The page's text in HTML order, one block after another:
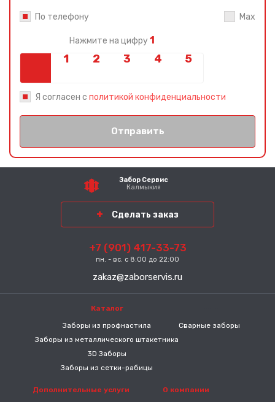
По телефону Max
Нажмите на цифру 1
Я согласен с политикой конфиденциальности
Отправить
Забор Сервис
Калмыкия
Сделать заказ
+7 (901) 417-33-73
пн. - вс. с 8:00 до 22:00
zakaz@zaborservis.ru
Каталог
Заборы из профнастила
Заборы из металлического штакетника
3D Заборы
Заборы из сетки-рабицы
Сварные заборы
Дополнительные услуги
О компании